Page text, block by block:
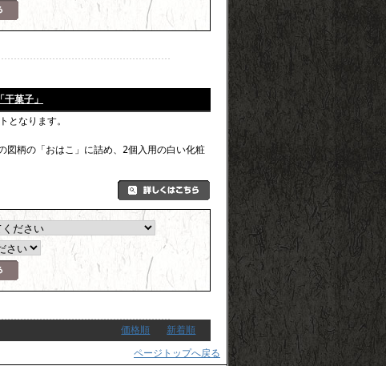
菓子」
となります。
図柄の「おはこ」に詰め、2個入用の白い化粧
価格順 新着順
ページトップへ戻る